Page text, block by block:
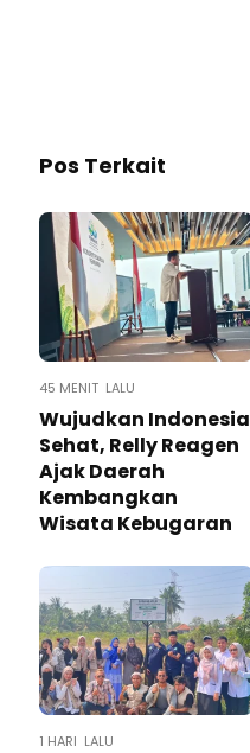
Pos Terkait
45 MENIT LALU
Wujudkan Indonesia
Sehat, Relly Reagen
Ajak Daerah
Kembangkan
Wisata Kebugaran
1 HARI LALU